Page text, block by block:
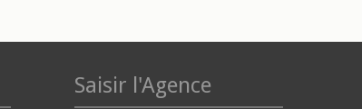
Saisir l'Agence